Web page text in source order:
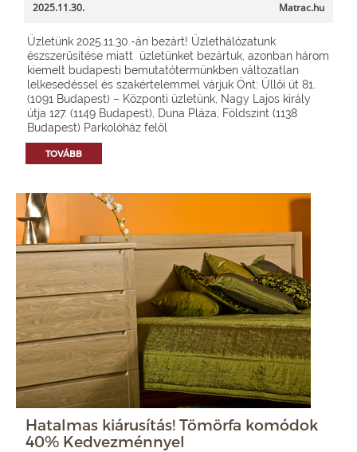
2025.11.30. Matrac.hu
Üzletünk 2025.11.30.-án bezárt! Üzlethálózatunk
észszerűsítése miatt üzletünket bezártuk, azonban három
kiemelt budapesti bemutatótermünkben változatlan
lelkesedéssel és szakértelemmel várjuk Önt: Üllői út 81.
(1091 Budapest) – Központi üzletünk, Nagy Lajos király
útja 127. (1149 Budapest), Duna Pláza, Földszint (1138
Budapest) Parkolóház felől
TOVÁBB
Hatalmas kiárusítás! Tömörfa komódok
40% Kedvezménnyel